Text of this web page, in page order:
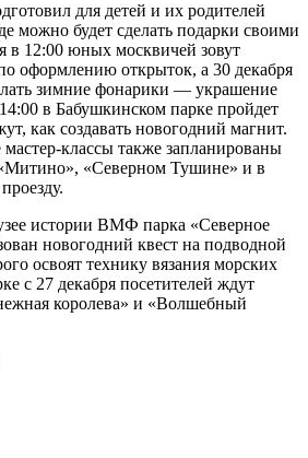
для детей и их родителей
можно будет сделать подарки своими
в 12:00 юных москвичей зовут
оформлению открыток, а 30 декабря
зимние фонарики — украшение
в Бабушкинском парке пройдет
как создавать новогодний магнит.
классы также запланированы
«Северном Тушине» и в
истории ВМФ парка «Северное
новогодний квест на подводной
освоят технику вязания морских
с 27 декабря посетителей ждут
королева» и «Волшебный